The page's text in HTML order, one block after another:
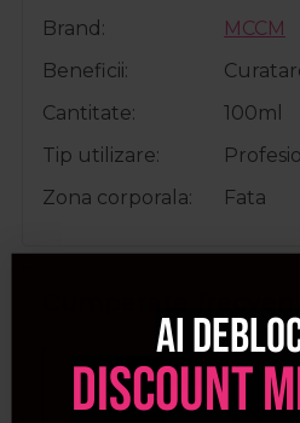
Brand
MCCM
Beneficii
Cantitate
100ml
Tip utilizare
Zona corporala
Fata
Pret special
Ai
discount